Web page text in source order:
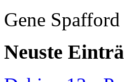
Gene
Neuste